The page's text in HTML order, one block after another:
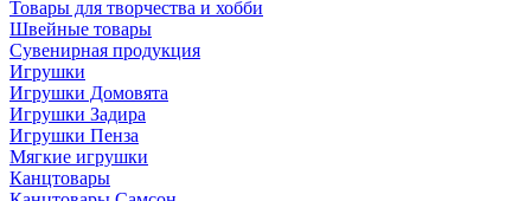
Товары для творчества и хобби
Швейные товары
Сувенирная продукция
Игрушки
Игрушки Домовята
Игрушки Задира
Игрушки Пенза
Мягкие игрушки
Канцтовары